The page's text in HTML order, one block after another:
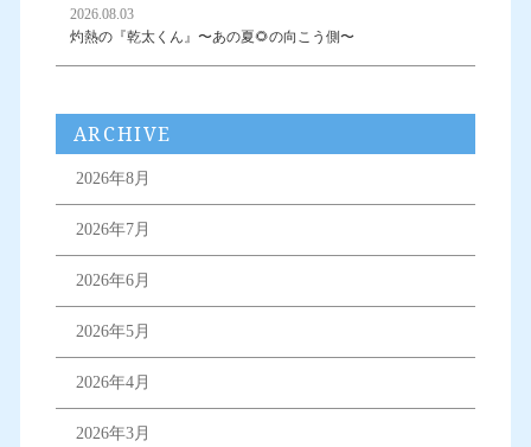
2026.08.03
灼熱の『乾太くん』〜あの夏🌻の向こう側〜
ARCHIVE
2026年8月
2026年7月
2026年6月
2026年5月
2026年4月
2026年3月